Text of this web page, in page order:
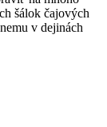
šálok čajových
v dejinách